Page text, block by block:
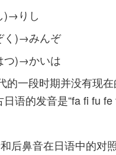
)→りし
く)→みんぞ
つ)→かいは
的一段时期并没有现在
日语的发音是“fa fi fu fe
后鼻音在日语中的对照